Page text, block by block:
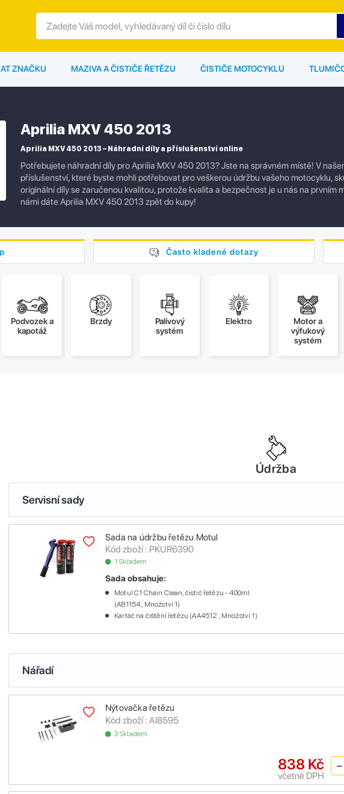
ZNAČKU MAZIVA A ČISTIČE ŘETĚZU ČISTIČE MOTOCYKLU
Aprilia MXV 450 2013
Aprilia MXV 450 2013 – Náhradní díly a příslušenství online
Potřebujete náhradní díly pro Aprilia MXV 450 2013? Jste na správném místě! V
příslušenství, které byste mohli potřebovat pro veškerou údržbu vašeho motocyklu,
originální díly se zaručenou kvalitou, protože kvalita a bezpečnost je u nás na prvním
námi dáte Aprilia MXV 450 2013 zpět do kupy!
Často kladené dotazy
Podvozek a
kapotáž
Brzdy
Palivový
systém
Elektro
Motor a
výfukový
systém
Údržba
Servisní sady
Sada na údržbu řetězu Motul
Kód zboží : PKUR6390
1 Skladem
Sada obsahuje:
Motul C1 Chain Clean, čistič řetězu - 400ml
(AB1154 , Množství 1)
Kartáč na čištění řetězu (AA4512 , Množství 1)
Nářadí
Nýtovačka řetězu
Kód zboží : AI8595
3 Skladem
838 Kč
včetně DPH